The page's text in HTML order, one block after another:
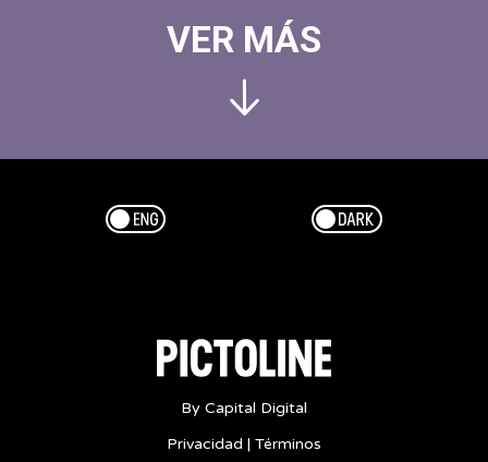
VER MÁS
Esp/Eng Dark/Light
By Capital Digital
Privacidad | Términos